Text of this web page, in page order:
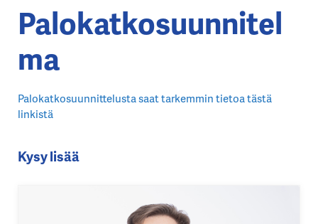
Palokatkosuunnitel
ma
Palokatkosuunnittelusta saat tarkemmin tietoa tästä
linkistä
Kysy lisää